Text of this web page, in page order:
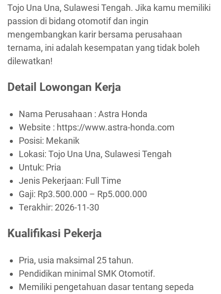
Tojo Una Una, Sulawesi Tengah. Jika kamu memiliki
passion di bidang otomotif dan ingin
mengembangkan karir bersama perusahaan
ternama, ini adalah kesempatan yang tidak boleh
dilewatkan!
Detail Lowongan Kerja
Nama Perusahaan : Astra Honda
Website : https://www.astra-honda.com
Posisi: Mekanik
Lokasi: Tojo Una Una, Sulawesi Tengah
Untuk: Pria
Jenis Pekerjaan: Full Time
Gaji: Rp3.500.000 – Rp5.000.000
Terakhir: 2026-11-30
Kualifikasi Pekerja
Pria, usia maksimal 25 tahun.
Pendidikan minimal SMK Otomotif.
Memiliki pengetahuan dasar tentang sepeda